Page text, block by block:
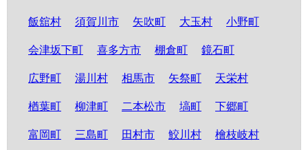
飯舘村 須賀川市 矢吹町 大玉村 小野町
会津坂下町 喜多方市 棚倉町 鏡石町
広野町 湯川村 相馬市 矢祭町 天栄村
楢葉町 柳津町 二本松市 塙町 下郷町
富岡町 三島町 田村市 鮫川村 檜枝岐村